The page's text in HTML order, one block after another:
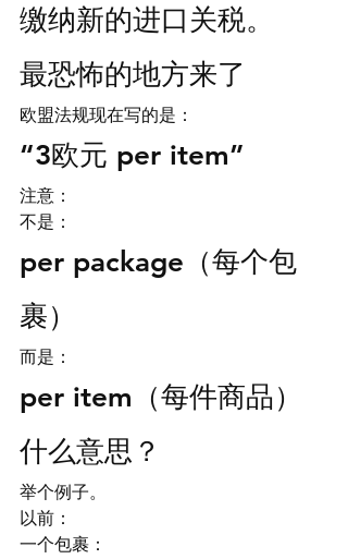
缴纳新的进口关税。
最恐怖的地方来了
欧盟法规现在写的是：
“3欧元 per item”
注意：
不是：
per package（每个包
裹）
而是：
per item（每件商品）
什么意思？
举个例子。
以前：
一个包裹：